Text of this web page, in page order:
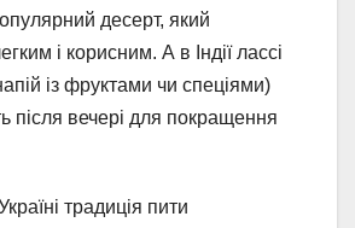
десерт, який
і корисним. А в Індії лассі
із фруктами чи спеціями)
після вечері для покращення
традиція пити